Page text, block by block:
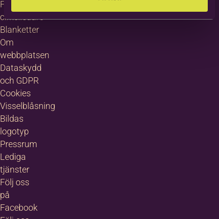
För
cirkelledare
Blanketter
Om
webbplatsen
Dataskydd
och GDPR
Cookies
Visselblåsning
Bildas
logotyp
Pressrum
Lediga
tjänster
Följ oss
på
Facebook